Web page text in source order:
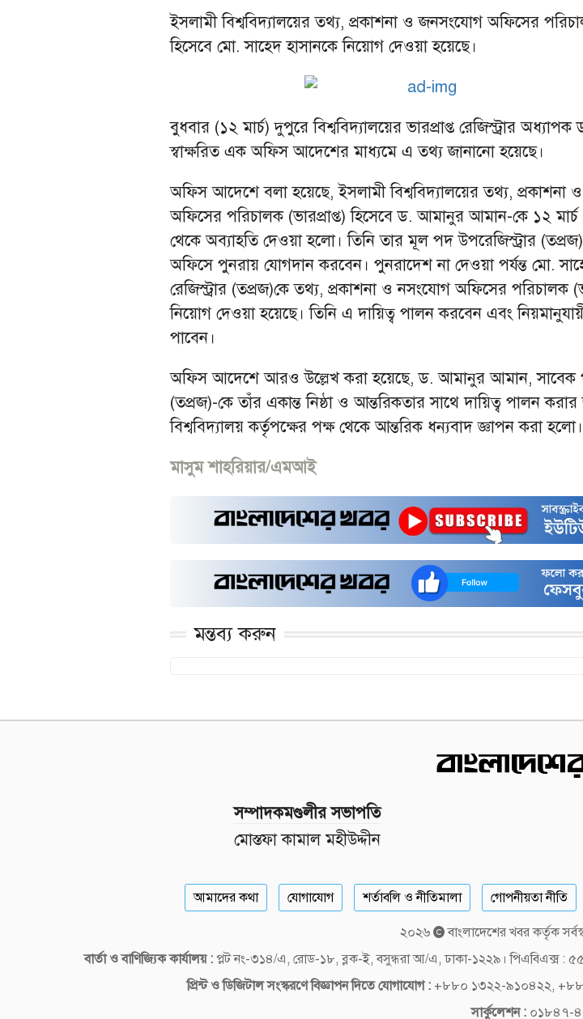
ইসলামী বিশ্ববিদ্যালয়ের তথ্য, প্রকাশনা ও জনসংযোগ অফিসের
হিসেবে মো. সাহেদ হাসানকে নিয়োগ দেওয়া হয়েছে।
বুধবার (১২ মার্চ) দুপুরে বিশ্ববিদ্যালয়ের ভারপ্রাপ্ত রেজিস্ট্রার
স্বাক্ষরিত এক অফিস আদেশের মাধ্যমে এ তথ্য জানানো হয়েছে।
অফিস আদেশে বলা হয়েছে, ইসলামী বিশ্ববিদ্যালয়ের তথ্য,
অফিসের পরিচালক (ভারপ্রাপ্ত) হিসেবে ড. আমানুর আমান-কে ১২
থেকে অব্যাহতি দেওয়া হলো। তিনি তার মূল পদ উপরেজিস্ট্রার
অফিসে পুনরায় যোগদান করবেন। পুনরাদেশ না দেওয়া পর্যন্ত মো.
রেজিস্ট্রার (তপ্রজ)কে তথ্য, প্রকাশনা ও নসংযোগ অফিসের পরিচালক
নিয়োগ দেওয়া হয়েছে। তিনি এ দায়িত্ব পালন করবেন এবং
পাবেন।
অফিস আদেশে আরও উল্লেখ করা হয়েছে, ড. আমানুর আমান, সাবেক
(তপ্রজ)-কে তাঁর একান্ত নিষ্ঠা ও আন্তরিকতার সাথে দায়িত্ব পালন
বিশ্ববিদ্যালয় কর্তৃপক্ষের পক্ষ থেকে আন্তরিক ধন্যবাদ জ্ঞাপন করা হলো।
মাসুম শাহরিয়ার/এমআই
মন্তব্য করুন
সম্পাদকমণ্ডলীর সভাপতি
মোস্তফা কামাল মহীউদ্দীন
আমাদের কথা যোগাযোগ শর্তাবলি ও নীতিমালা গোপনীয়তা নীতি
২০২৬
বাংলাদেশের খবর কর্তৃক
বার্তা ও বাণিজ্যিক কার্যালয় : প্লট নং-৩১৪/এ, রোড-১৮, ব্লক-ই, বসুন্ধরা আ/এ, ঢাকা-১২২৯।
প্রিন্ট ও ডিজিটালসংস্করণে বিজ্ঞাপন দিতে যোগাযোগ : +৮৮০ ১৩২২-৯১০৪২২,
সার্কুলেশন :০১৮৪৭-